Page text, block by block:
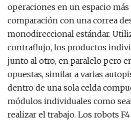
operaciones en un espacio
comparación con una correa
monodireccional estándar.
contraflujo, los productos
junto al otro, en paralelo pero
opuestas, similar a varias
dentro de una sola celda
módulos individuales como
realizar el trabajo. Los robots